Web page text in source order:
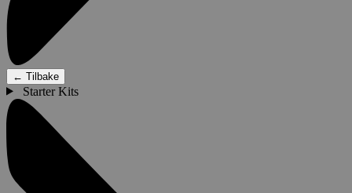
← Tilbake
Starter Kits